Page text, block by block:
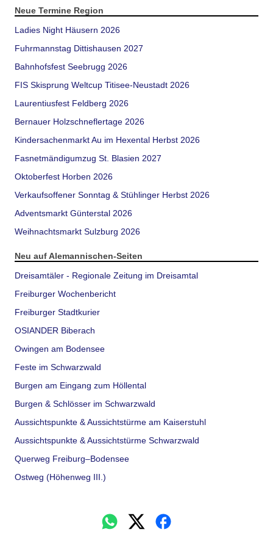
Neue Termine Region
Ladies Night Häusern 2026
Fuhrmannstag Dittishausen 2027
Bahnhofsfest Seebrugg 2026
FIS Skisprung Weltcup Titisee-Neustadt 2026
Laurentiusfest Feldberg 2026
Bernauer Holzschneflertage 2026
Kindersachenmarkt Au im Hexental Herbst 2026
Fasnetmändigumzug St. Blasien 2027
Oktoberfest Horben 2026
Verkaufsoffener Sonntag & Stühlinger Herbst 2026
Adventsmarkt Günterstal 2026
Weihnachtsmarkt Sulzburg 2026
Neu auf Alemannischen-Seiten
Dreisamtäler - Regionale Zeitung im Dreisamtal
Freiburger Wochenbericht
Freiburger Stadtkurier
OSIANDER Biberach
Owingen am Bodensee
Feste im Schwarzwald
Burgen am Eingang zum Höllental
Burgen & Schlösser im Schwarzwald
Aussichtspunkte & Aussichtstürme am Kaiserstuhl
Aussichtspunkte & Aussichtstürme Schwarzwald
Querweg Freiburg–Bodensee
Ostweg (Höhenweg III.)